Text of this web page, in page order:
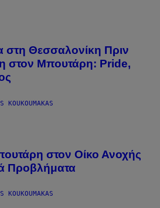
στη Θεσσαλονίκη Πριν
στον Μπουτάρη: Pride,
KOUKOUMAKAS
στον Οίκο Ανοχής
Προβλήματα
KOUKOUMAKAS